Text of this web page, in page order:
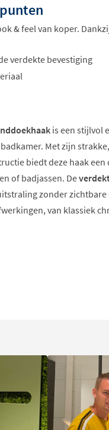
& feel van koper.
verdekte bevestiging
is een stijlvol
Met zijn
biedt deze haak
of badjassen. De
zonder
van klassiek
handdoekhaak
behoudt. Er zijn geen
waardoor de haak als
niet alleen